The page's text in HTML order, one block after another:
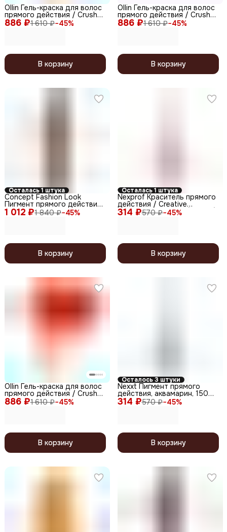
886 ₽1 610 ₽−45%
Ollin Гель-краска для волос
прямого действия / Crush
Color, желтый, 100 мл
В корзину
886 ₽1 610 ₽−45%
Ollin Гель-краска для волос
прямого действия / Crush
Color, нейтральный, 100 мл
В корзину
Осталась 1 штука
1 012 ₽1 840 ₽−45%
Concept Fashion Look
Пигмент прямого действия
/ Pink Flamingo, розовый
фламинго, 250 мл
В корзину
Осталась 1 штука
314 ₽570 ₽−45%
Nexprof Краситель прямого
действия / Creative
Collection, розовый (фуксия),
150 мл
В корзину
886 ₽1 610 ₽−45%
Ollin Гель-краска для волос
прямого действия / Crush
Color, оранж, 100 мл
В корзину
Осталось 3 штуки
314 ₽570 ₽−45%
Nexxt Пигмент прямого
действия, аквамарин, 150
мл
В корзину